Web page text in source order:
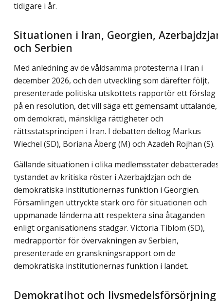
tidigare i år.
Situationen i Iran, Georgien,
och Serbien
Med anledning av de våldsamma protesterna i Iran i
december 2026, och den utveckling som därefter följt,
presenterade politiska utskottets rapportör ett förslag
på en resolution, det vill säga ett gemensamt uttalande,
om demokrati, mänskliga rättigheter och
rättsstatsprincipen i Iran. I debatten deltog Markus
Wiechel (SD), Boriana Åberg (M) och Azadeh Rojhan (S).
Gällande situationen i olika medlemsstater
tystandet av kritiska röster i Azerbajdzjan och de
demokratiska institutionernas funktion i Georgien.
Församlingen uttryckte stark oro för situationen och
uppmanade länderna att respektera sina åtaganden
enligt organisationens stadgar. Victoria Tiblom (SD),
medrapportör för övervakningen av Serbien,
presenterade en granskningsrapport om de
demokratiska institutionernas funktion i landet.
Demokratihot och livsmedelsförsörjning